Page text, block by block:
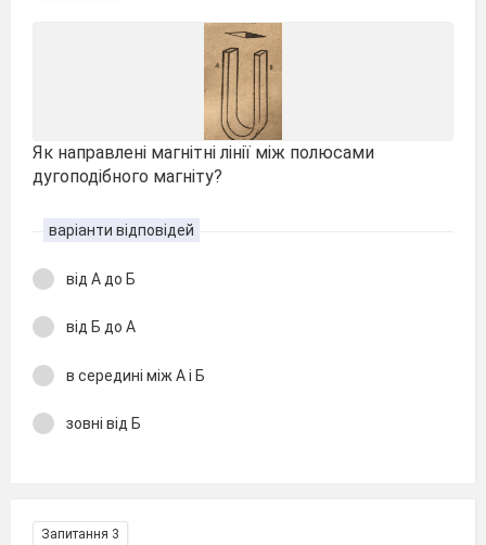
Як направлені магнітні лінії між полюсами
дугоподібного магніту?
варіанти відповідей
від А до Б
від Б до А
в середині між А і Б
зовні від Б
Запитання 3